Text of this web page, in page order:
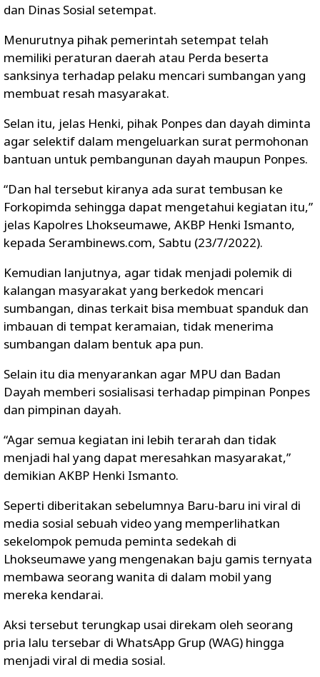
dan Dinas Sosial setempat.
Menurutnya pihak pemerintah setempat telah
memiliki peraturan daerah atau Perda beserta
sanksinya terhadap pelaku mencari sumbangan yang
membuat resah masyarakat.
Selan itu, jelas Henki, pihak Ponpes dan dayah diminta
agar selektif dalam mengeluarkan surat permohonan
bantuan untuk pembangunan dayah maupun Ponpes.
“Dan hal tersebut kiranya ada surat tembusan ke
Forkopimda sehingga dapat mengetahui kegiatan itu,”
jelas Kapolres Lhokseumawe, AKBP Henki Ismanto,
kepada Serambinews.com, Sabtu (23/7/2022).
Kemudian lanjutnya, agar tidak menjadi polemik di
kalangan masyarakat yang berkedok mencari
sumbangan, dinas terkait bisa membuat spanduk dan
imbauan di tempat keramaian, tidak menerima
sumbangan dalam bentuk apa pun.
Selain itu dia menyarankan agar MPU dan Badan
Dayah memberi sosialisasi terhadap pimpinan Ponpes
dan pimpinan dayah.
“Agar semua kegiatan ini lebih terarah dan tidak
menjadi hal yang dapat meresahkan masyarakat,”
demikian AKBP Henki Ismanto.
Seperti diberitakan sebelumnya Baru-baru ini viral di
media sosial sebuah video yang memperlihatkan
sekelompok pemuda peminta sedekah di
Lhokseumawe yang mengenakan baju gamis ternyata
membawa seorang wanita di dalam mobil yang
mereka kendarai.
Aksi tersebut terungkap usai direkam oleh seorang
pria lalu tersebar di WhatsApp Grup (WAG) hingga
menjadi viral di media sosial.